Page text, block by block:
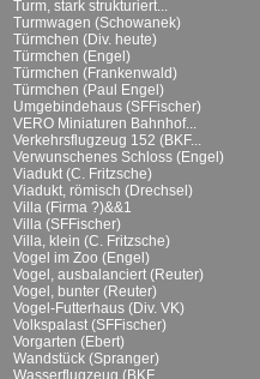
Turm, stark strukturiert...
Turmwagen (Schowanek)
Türmchen (Div. heute)
Türmchen (Engel)
Türmchen (Frankenwald)
Türmchen (Paul Engel)
Umgebindehaus (SFFischer)
VERO Miniaturen Bahnhof...
Verkehrsflugzeug 152 (BKF...
Verwunschenes Schloss (Engel)
Viadukt (C. Fritzsche)
Viadukt, römisch (Drechsel)
Villa (Firma ?)&&1
Villa (SFFischer)
Villa, klein (C. Fritzsche)
Vogel im Zoo (Engel)
Vogel, ausbalanciert (Reuter)
Vogel, bunter (Reuter)
Vogel-Futterhaus (Div. VK)
Volkspalast (SFFischer)
Vorgarten (Ebert)
Wandstück (Spranger)
Wasserflugzeug (BKF